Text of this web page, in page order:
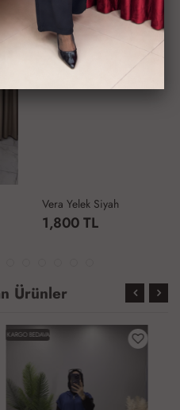
Vera Yelek Siyah
1,800 TL
Ürünler
KARGO BEDAVA